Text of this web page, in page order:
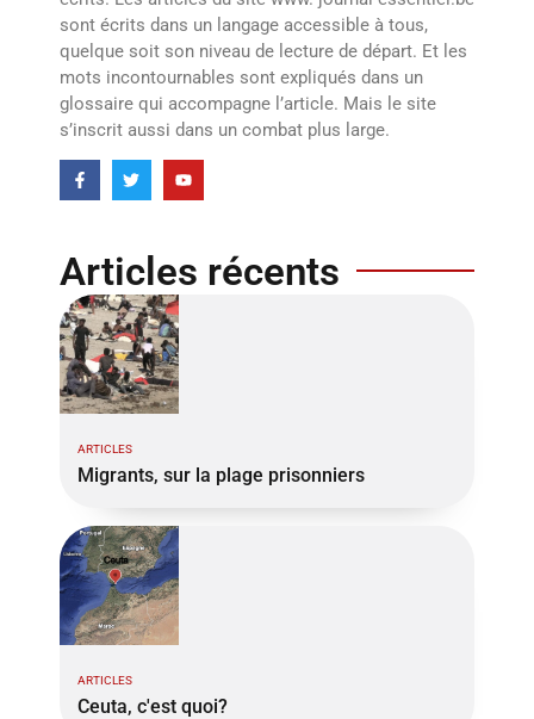
sont écrits dans un langage accessible à tous,
quelque soit son niveau de lecture de départ. Et les
mots incontournables sont expliqués dans un
glossaire qui accompagne l’article. Mais le site
s’inscrit aussi dans un combat plus large.
Articles récents
ARTICLES
Migrants, sur la plage prisonniers
ARTICLES
Ceuta, c'est quoi?